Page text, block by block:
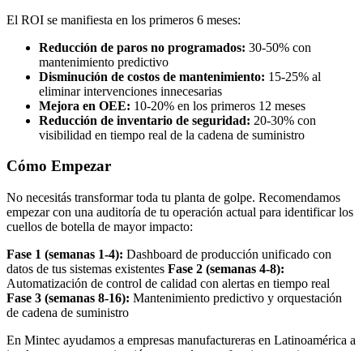
El ROI se manifiesta en los primeros 6 meses:
Reducción de paros no programados: 30-50% con
mantenimiento predictivo
Disminución de costos de mantenimiento: 15-25% al
eliminar intervenciones innecesarias
Mejora en OEE: 10-20% en los primeros 12 meses
Reducción de inventario de seguridad: 20-30% con
visibilidad en tiempo real de la cadena de suministro
Cómo Empezar
No necesitás transformar toda tu planta de golpe. Recomendamos
empezar con una auditoría de tu operación actual para identificar los
cuellos de botella de mayor impacto:
Fase 1 (semanas 1-4): Dashboard de producción unificado con
datos de tus sistemas existentes Fase 2 (semanas 4-8):
Automatización de control de calidad con alertas en tiempo real
Fase 3 (semanas 8-16): Mantenimiento predictivo y orquestación
de cadena de suministro
En Mintec ayudamos a empresas manufactureras en Latinoamérica a